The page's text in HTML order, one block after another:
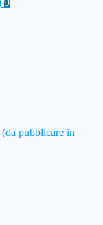
9
pubblicare in